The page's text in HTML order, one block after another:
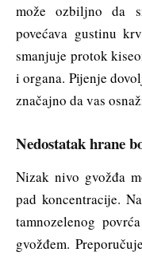
može ozbiljno da
povećava gustinu
smanjuje protok
i organa. Pijenje
značajno da vas
Nedostatak hrane
Nizak nivo gvožđa
pad koncentracije.
tamnozelenog
gvožđem.